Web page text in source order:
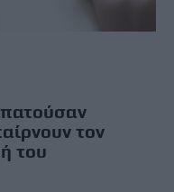
τον
του